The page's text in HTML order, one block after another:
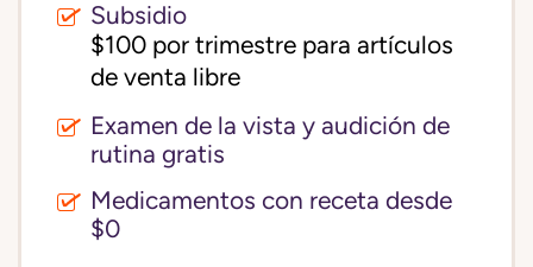
Subsidio
$100 por trimestre para artículos
de venta libre
Examen de la vista y audición de
rutina gratis
Medicamentos con receta desde
$0